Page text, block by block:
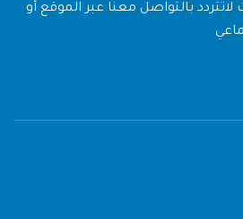
بالتواصل معنا عبر الموقع أو